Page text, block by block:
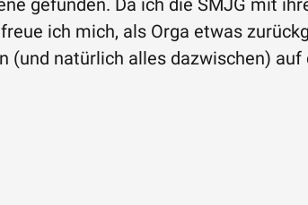
gefunden. Da ich die SMJG mit
ich mich, als Orga etwas
(und natürlich alles dazwischen)